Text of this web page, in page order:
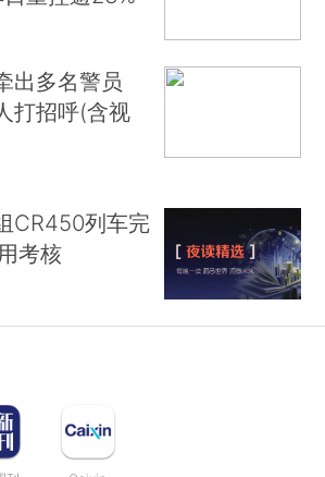
出多名警员
打招呼(含视
CR450列车完
考核